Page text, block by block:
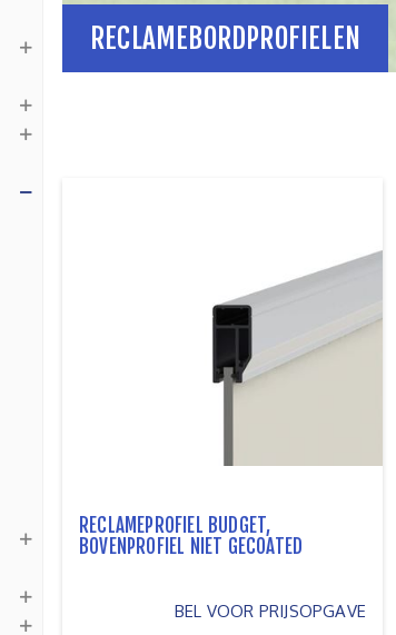
RECLAMEBORDPROFIELEN
RECLAMEPROFIEL BUDGET,
BOVENPROFIEL NIET GECOATED
BEL VOOR PRIJSOPGAVE